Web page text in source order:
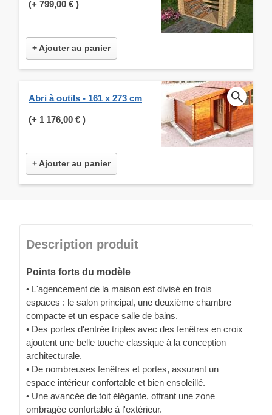
(+ 799,00 € )
+ Ajouter au panier
Abri à outils - 161 x 273 cm
(+ 1 176,00 € )
+ Ajouter au panier
Description produit
Points forts du modèle
• L'agencement de la maison est divisé en trois
espaces : le salon principal, une deuxième chambre
compacte et un espace salle de bains.
• Des portes d'entrée triples avec des fenêtres en croix
ajoutent une belle touche classique à la conception
architecturale.
• De nombreuses fenêtres et portes, assurant un
espace intérieur confortable et bien ensoleillé.
• Une avancée de toit élégante, offrant une zone
ombragée confortable à l'extérieur.